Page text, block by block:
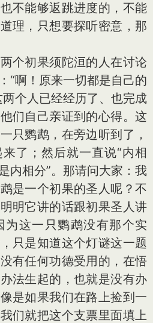
不能够返跳进度的，不能
理，只想要探听密意，那
初果须陀洹的人在讨论
“啊！原来一切都是自己的
个人已经经历了、也完成
们自己亲证到的心得。这
只鹦鹉，在旁边听到了，
了；然后就一直说“内相
内相分”。那请问大家：我
是一个初果的圣人呢？不
明它讲的话跟初果圣人讲
为这一只鹦鹉没有那个实
只是知道这个灯谜这一题
有任何功德受用的，在悟
法生起的，也就是没有办
是如果我们在路上捡到一
们就把这个支票里面填上